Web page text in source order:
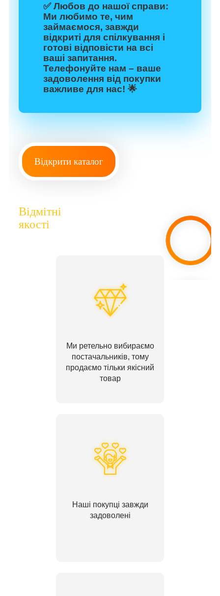
✅Любов до нашої справи:
Ми любимо те, чим
займаємося, завжди
відкриті для спілкування і
готові відповісти на всі
ваші запитання.
Телефонуйте нам – ваше
задоволення від покупки
важливе для нас! 🌟
Відкрити каталог
Відмітні
якості
Ми ретельно вибираємо
постачальників, тому
продаємо тільки якісний
товар
Наші покупці завжди
задоволені